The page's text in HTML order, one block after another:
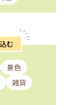
む
景色
雑貨